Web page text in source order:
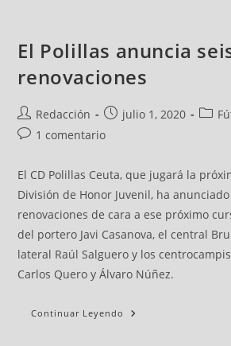
El Polillas anuncia
renovaciones
Redacción julio 1, 2020
1 comentario
El CD Polillas Ceuta, que jugará la
División de Honor Juvenil, ha
renovaciones de cara a ese próximo
del portero Javi Casanova, el central
lateral Raúl Salguero y los
Carlos Quero y Álvaro Núñez.
Continuar Leyendo